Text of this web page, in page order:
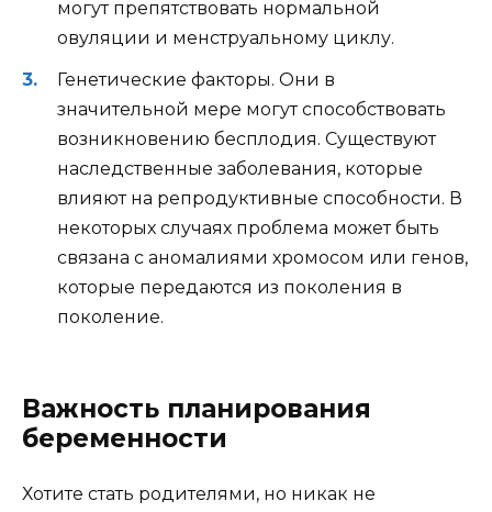
могут препятствовать нормальной
овуляции и менструальному циклу.
Генетические факторы. Они в
значительной мере могут способствовать
возникновению бесплодия. Существуют
наследственные заболевания, которые
влияют на репродуктивные способности. В
некоторых случаях проблема может быть
связана с аномалиями хромосом или генов,
которые передаются из поколения в
поколение.
Важность планирования
беременности
Хотите стать родителями, но никак не